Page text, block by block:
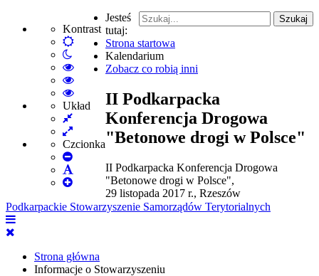
Kontrast
Default
mode
Włącz
tryb
nocny
High
Contrast
Black
White
High
Contrast
Black
High
Contrast
mode
Układ
Fixed
layout
Wide
layout
Czcionka
Set
Smaller
Font
Set
Font
Szukaj
Podkarpackie Stowarzyszenie Samorządów Terytorialnych
Strona główna
Informacje o Stowarzyszeniu
Jesteś
tutaj:
Strona startowa
Kalendarium
Zobacz co robią inni
II Podkarpacka
Konferencja Drogowa
"Betonowe drogi w Polsce"
II Podkarpacka Konferencja Drogowa
"Betonowe drogi w Polsce",
29 listopada 2017 r., Rzeszów